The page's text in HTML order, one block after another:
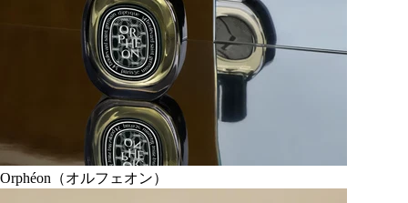
Orphéon（オルフェオン）